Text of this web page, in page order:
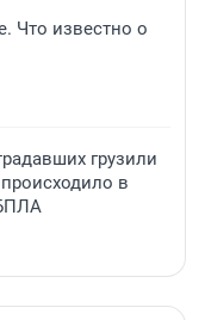
Что известно о
грузили
в